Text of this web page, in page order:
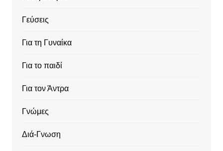
Γεύσεις
Για τη Γυναίκα
Για το παιδί
Για τον Άντρα
Γνώμες
Διά-Γνωση